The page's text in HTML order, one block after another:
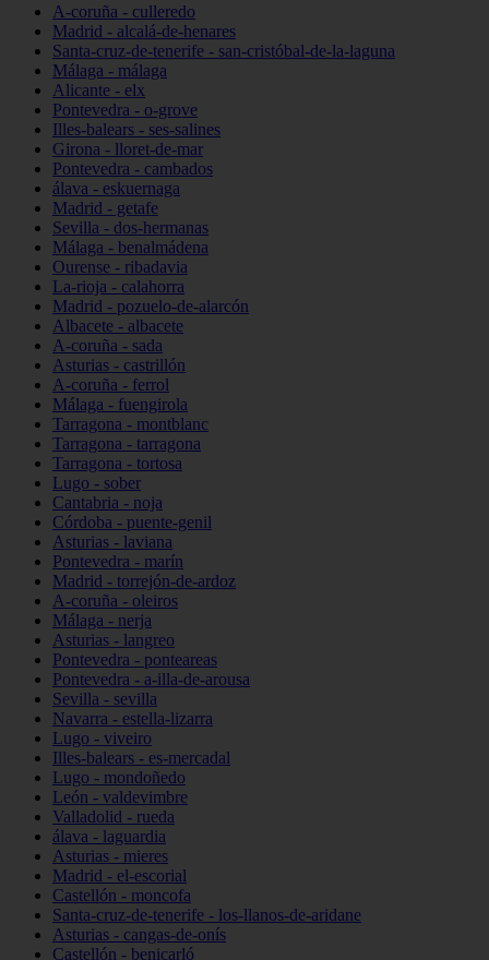
A-coruña - culleredo
Madrid - alcalá-de-henares
Santa-cruz-de-tenerife - san-cristóbal-de-la-laguna
Málaga - málaga
Alicante - elx
Pontevedra - o-grove
Illes-balears - ses-salines
Girona - lloret-de-mar
Pontevedra - cambados
álava - eskuernaga
Madrid - getafe
Sevilla - dos-hermanas
Málaga - benalmádena
Ourense - ribadavia
La-rioja - calahorra
Madrid - pozuelo-de-alarcón
Albacete - albacete
A-coruña - sada
Asturias - castrillón
A-coruña - ferrol
Málaga - fuengirola
Tarragona - montblanc
Tarragona - tarragona
Tarragona - tortosa
Lugo - sober
Cantabria - noja
Córdoba - puente-genil
Asturias - laviana
Pontevedra - marín
Madrid - torrejón-de-ardoz
A-coruña - oleiros
Málaga - nerja
Asturias - langreo
Pontevedra - ponteareas
Pontevedra - a-illa-de-arousa
Sevilla - sevilla
Navarra - estella-lizarra
Lugo - viveiro
Illes-balears - es-mercadal
Lugo - mondoñedo
León - valdevimbre
Valladolid - rueda
álava - laguardia
Asturias - mieres
Madrid - el-escorial
Castellón - moncofa
Santa-cruz-de-tenerife - los-llanos-de-aridane
Asturias - cangas-de-onís
Castellón - benicarló